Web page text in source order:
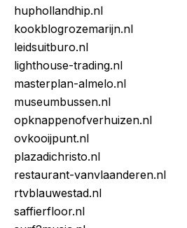
huphollandhip.nl
kookblogrozemarijn.nl
leidsuitburo.nl
lighthouse-trading.nl
masterplan-almelo.nl
museumbussen.nl
opknappenofverhuizen.nl
ovkooijpunt.nl
plazadichristo.nl
restaurant-vanvlaanderen.nl
rtvblauwestad.nl
saffierfloor.nl